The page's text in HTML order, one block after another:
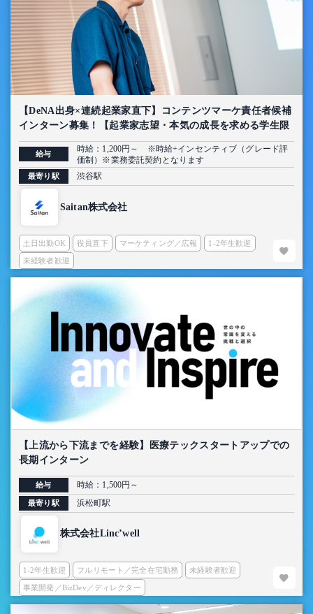
【DeNA出身×連続起業家直下】コンテンツマーケ責任者候補
インターン募集！【起業家志望・本気の成長を求める学生限
定】
給与
時給：1,200円～ ※時給+インセンティブ（グレード評
価制）※業務委託契約となります
最寄り駅 渋谷駅
Saitan株式会社
土日出勤OK 役員直下 マーケティング／広報 1-2年生歓迎
未経験者歓迎
【上流から下流までを経験】医療テックスタートアップでの
長期インターン
給与 時給：1,500円～
最寄り駅 浜松町駅
株式会社Linc’well
1-2年生歓迎 フルリモート／完全在宅勤務 未経験者歓迎
事業開発／BizDev／ディレクター